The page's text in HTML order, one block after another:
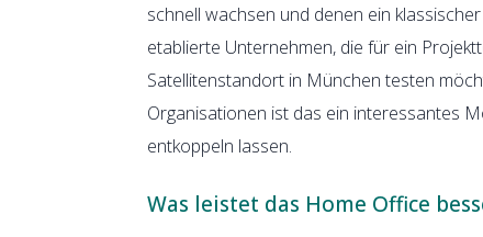
schnell wachsen und denen ein
etablierte Unternehmen, die für ein
Satellitenstandort in München testen
Organisationen ist das ein interessantes
entkoppeln lassen.
Was leistet das Home Office